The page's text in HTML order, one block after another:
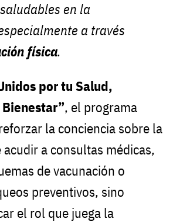
en la
a través
física.
por tu Salud,
, el programa
la conciencia sobre la
a consultas médicas,
de vacunación o
preventivos, sino
el rol que juega la